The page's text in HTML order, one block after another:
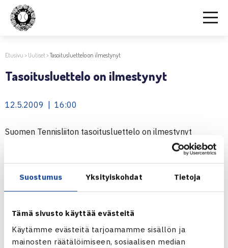
Suostumus Yksityiskohdat Tietoja
Tämä sivusto käyttää evästeitä
Käytämme evästeitä tarjoamamme sisällön ja
mainosten räätälöimiseen, sosiaalisen median
Etusivu > Uutiset>Tasoitusluettelo on ilmestynyt
Tasoitusluettelo on ilmestynyt
12.5.2009 | 16:00
Suomen Tennisliiton tasoitusluettelo on ilmestynyt
ulkopelikauden jälkeen.